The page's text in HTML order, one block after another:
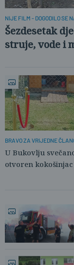
NIJE FILM - DOGODILO SE
Šezdesetak
struje, vode i
BRAVO ZA VRIJEDNE
U Bukovlju
otvoren kokošinjac